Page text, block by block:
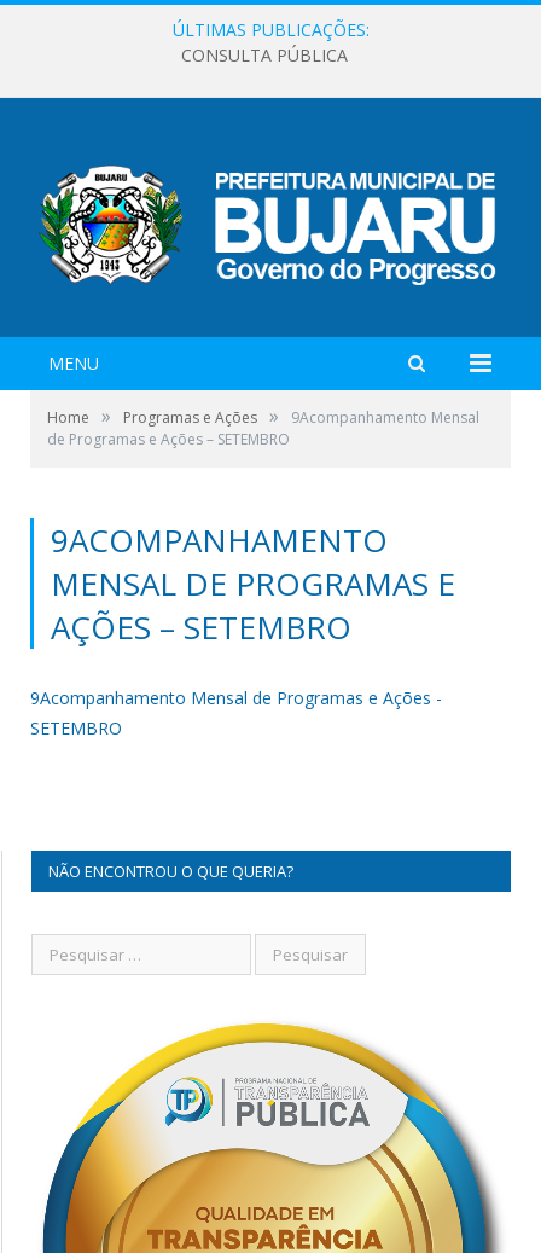
ÚLTIMAS PUBLICAÇÕES:
CONSULTA PÚBLICA
MENU
Home » Programas e Ações »
9Acompanhamento Mensal
de Programas e Ações – SETEMBRO
9ACOMPANHAMENTO
MENSAL DE PROGRAMAS E
AÇÕES – SETEMBRO
9Acompanhamento Mensal de Programas e Ações -
SETEMBRO
NÃO ENCONTROU O QUE QUERIA?